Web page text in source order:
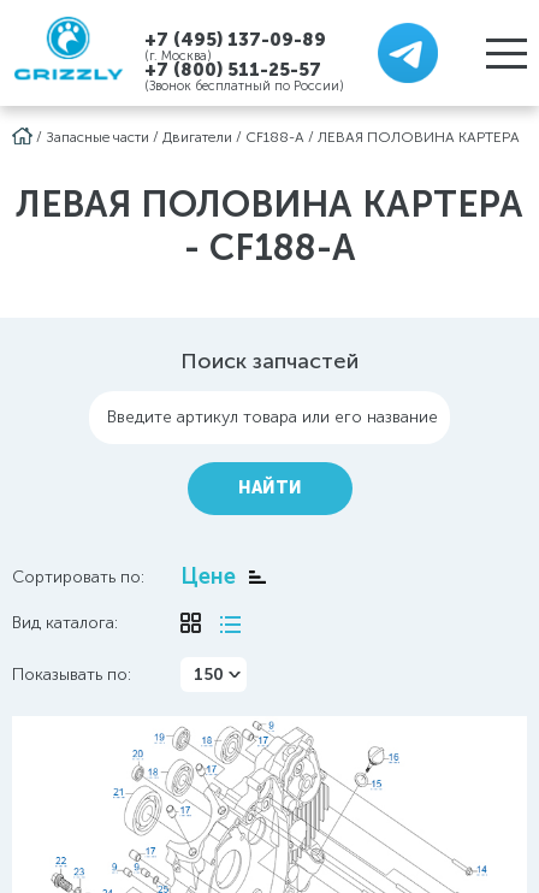
+7 (495) 137-09-89
(г. Москва)
+7 (800) 511-25-57
(Звонок бесплатный по России)
/ Запасные части / Двигатели / CF188-A / ЛЕВАЯ ПОЛОВИНА КАРТЕРА
ЛЕВАЯ ПОЛОВИНА КАРТЕРА
- CF188-A
Поиск запчастей
Введите артикул товара или его название
НАЙТИ
Сортировать по: Цене
Вид каталога:
Показывать по: 150